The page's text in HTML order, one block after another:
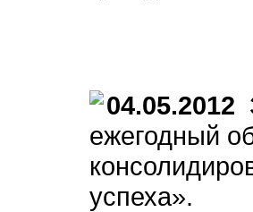
04.05.2012
ежегодный
успеха».